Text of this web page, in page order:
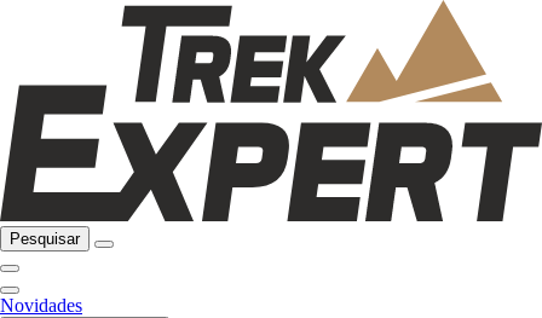
Pesquisar
Novidades